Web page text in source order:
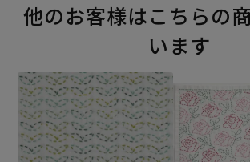
他のお客様はこちらの
います